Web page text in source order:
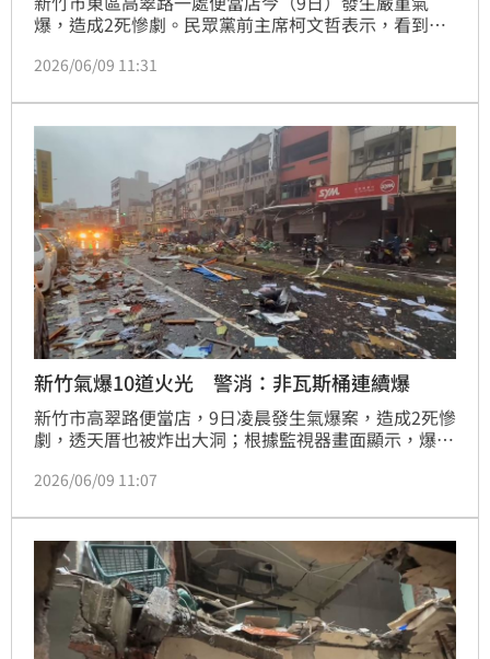
爆，造成2死慘劇。民眾黨前主席柯文哲表示，看到畫
受傷送醫。讓我們一起為傷者祈福，也對逝者家屬致上
2026/06/09 11:31
新竹氣爆10道火光 警消：非瓦斯桶連續爆
新竹市高翠路便當店，9日凌晨發生氣爆案，造成2死慘
劇，透天厝也被炸出大洞；根據監視器畫面顯示，爆炸
於一次性爆炸，起因是混合氣體被點燃，倘若爆炸當時
擠壓殘餘氣體所致。
2026/06/09 11:07